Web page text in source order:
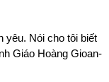
yêu. Nói cho tôi biết
Giáo Hoàng Gioan-